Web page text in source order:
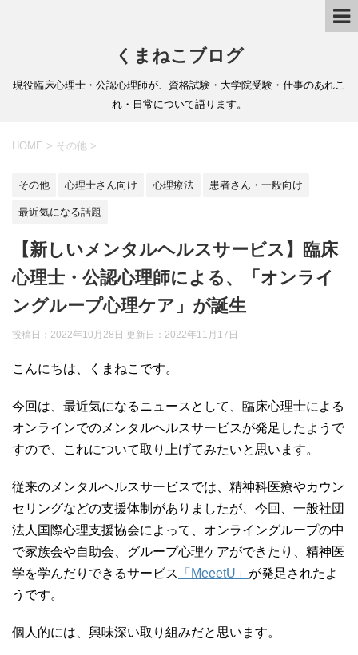
くまねこブログ
現役臨床心理士・公認心理師が、資格試験・大学院受験・仕事のあれこ
れ・日常について語ります。
HOME > その他 >
その他 心理士さん向け 心理療法 患者さん・一般向け
最近気になる話題
【新しいメンタルヘルスサービス】臨床
心理士・公認心理師による、「オンライ
ングループ心理ケア」が誕生
投稿日：2022年10月28日 更新日： 2022年11月17日
こんにちは、くまねこです。
今回は、最近気になるニュースとして、臨床心理士による
オンラインでのメンタルヘルスサービスが発足したようで
すので、これについて取り上げてみたいと思います。
従来のメンタルヘルスサービスでは、精神科医療やカウン
セリングなどの支援体制がありましたが、今回、一般社団
法人国際心理支援協会によって、オンライングループの中
で家族会や自助会、グループ心理ケアができたり、精神医
学を学んだりできるサービス
「MeeetU」 が発足されたよ
うです。
個人的には、興味深い取り組みだと思います。